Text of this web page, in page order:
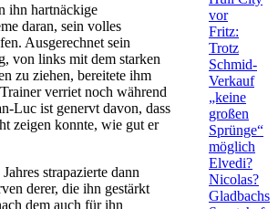
ihn hartnäckige
daran, sein volles
Ausgerechnet sein
von links mit dem starken
zu ziehen, bereitete ihm
verriet noch während
Luc ist genervt davon, dass
zeigen konnte, wie gut er
strapazierte dann
derer, die ihn gestärkt
dem auch für ihn
vor
Fritz:
Trotz
Schmid-
Verkauf
„keine
großen
Sprünge“
möglich
Elvedi?
Nicolas?
Gladbachs